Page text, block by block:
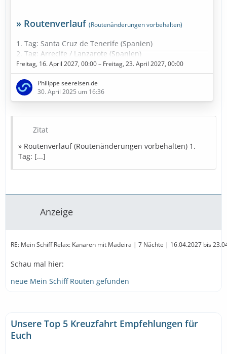
» Routenverlauf (Routenänderungen vorbehalten)
1. Tag: Santa Cruz de Tenerife (Spanien)
2. Tag: Arrecife / Lanzarote (Spanien)
3. Tag: Gran Canaria (Spanien)
4. Tag: Santa Cruz de La Palma (Spanien)
5. Tag: Seetag
6. Tag: Funchal - Madeira (Portugal)
7. Tag: Seetag
8. Tag: Santa Cruz de Tenerife (Spanien)
» Bestpreise in Sicht
Diese Kreuzfahrt buchen
Freitag, 16. April 2027, 00:00 – Freitag, 23. April 2027, 00:00
Philippe seereisen.de
30. April 2025 um 16:36
Zitat
» Routenverlauf (Routenänderungen vorbehalten) 1.
Tag: [...]
Anzeige
RE: Mein Schiff Relax: Kanaren mit Madeira | 7 Nächte | 16.04.2027 bis
Schau mal hier:
neue Mein Schiff Routen gefunden
Unsere Top 5 Kreuzfahrt Empfehlungen für
Euch